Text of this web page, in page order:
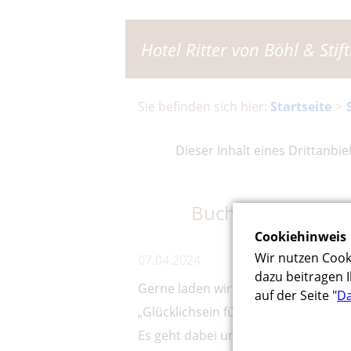
Hotel Ritter von Böhl &
Startseite
Dieser Inhalt eines
Gerne laden wir Sie am 18. April
„Glücklichsein fühlt sich gut an“ im
Es geht dabei um gute Gedanken
Cookiehinweis
Wir nutzen
dazu beitragen
auf der Seite "